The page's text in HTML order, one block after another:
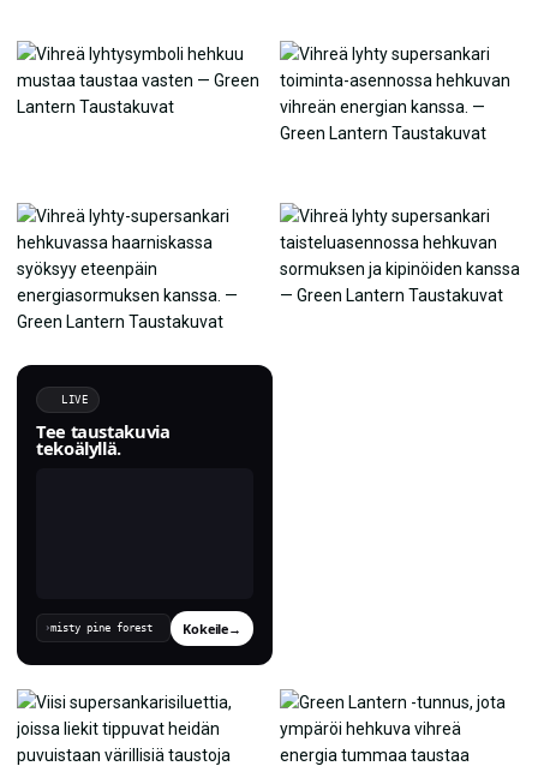
LIVE
Tee taustakuvia
tekoälyllä.
› Kokeile→